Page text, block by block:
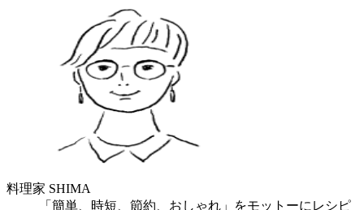
料理家 SHIMA
「簡単、時短、節約、おしゃれ」をモットーにレシピ